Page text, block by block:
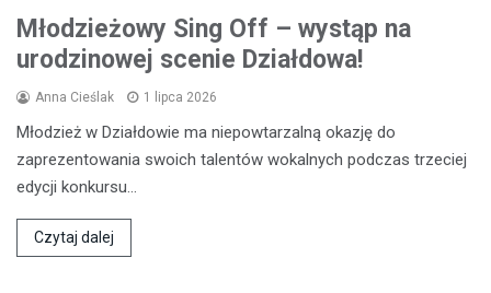
Młodzieżowy Sing Off – wystąp na
urodzinowej scenie Działdowa!
Anna Cieślak 1 lipca 2026
Młodzież w Działdowie ma niepowtarzalną okazję do
zaprezentowania swoich talentów wokalnych podczas trzeciej
edycji konkursu…
Czytaj dalej